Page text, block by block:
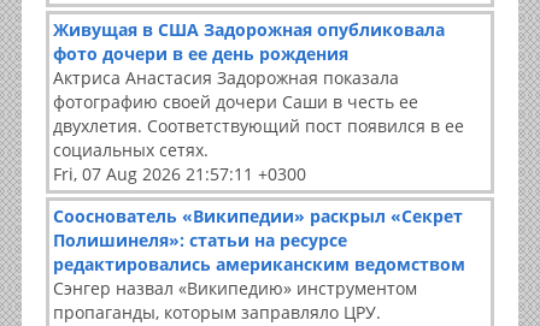
Живущая в США Задорожная опубликовала
фото дочери в ее день рождения
Актриса Анастасия Задорожная показала
фотографию своей дочери Саши в честь ее
двухлетия. Соответствующий пост появился в ее
социальных сетях.
Fri, 07 Aug 2026 21:57:11 +0300
Сооснователь «Википедии» раскрыл «Секрет
Полишинеля»: статьи на ресурсе
редактировались американским ведомством
Сэнгер назвал «Википедию» инструментом
пропаганды, которым заправляло ЦРУ.